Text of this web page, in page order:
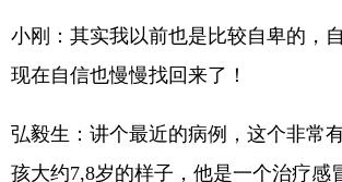
小刚：其实我以前也是比较自卑的，
现在自信也慢慢找回来了！
弘毅生：讲个最近的病例，这个非常
孩大约7,8岁的样子，他是一个治疗感